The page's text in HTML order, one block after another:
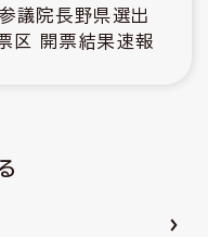
議院長野県選出
区 開票結果速報